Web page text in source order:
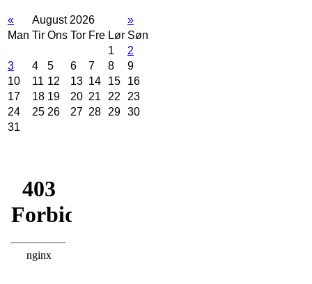
« August 2026
»
Man Tir Ons Tor Fre Lør Søn
1
2
3
4 5 6 7 8
9
10
11 12 13 14 15
16
17
18 19 20 21 22
23
24
25 26 27 28 29 30
31